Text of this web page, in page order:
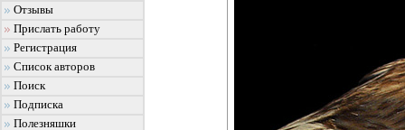
Отзывы
Прислать работу
Регистрация
Список авторов
Поиск
Подписка
Полезняшки